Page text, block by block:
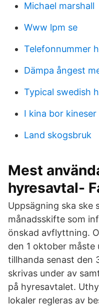
Michael marshall
Www lpm se
Telefonnummer
Dämpa ångest
Typical swedish
I kina bor kineser
Land skogsbruk
Mest
hyresavtal-
Uppsägning ska ske
månadsskifte som
önskad avflyttning.
den 1 oktober måste
tillhanda senast den
skrivas under av
på hyresavtalet.
lokaler regleras av